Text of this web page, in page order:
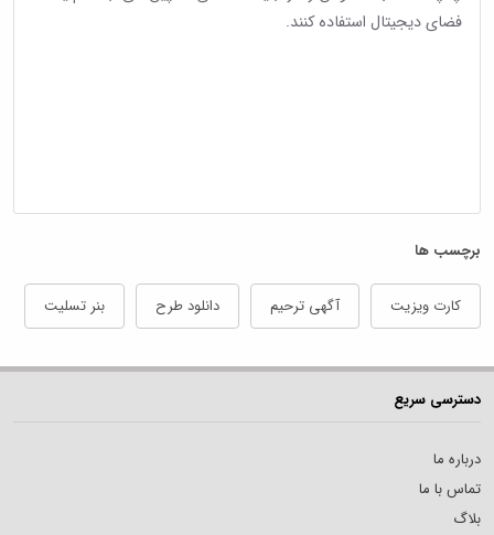
فضای دیجیتال استفاده کنند.
برچسب ها
کارت ویزیت آگهی ترحیم دانلود طرح بنر تسلیت
دسترسی سریع
درباره ما
تماس با ما
بلاگ